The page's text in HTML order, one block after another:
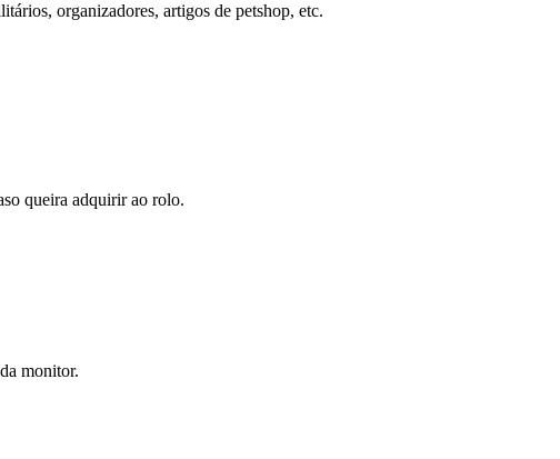
organizadores, artigos de petshop, etc.
queira adquirir ao rolo.
monitor.